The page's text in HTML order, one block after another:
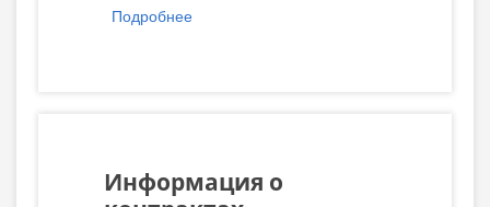
Подробнее
Информация о